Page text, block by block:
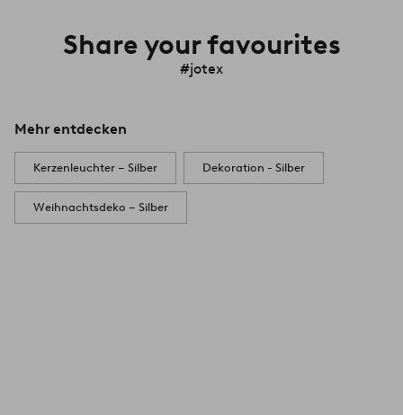
Share your favourites
#jotex
Mehr entdecken
Kerzenleuchter – Silber Dekoration - Silber
Weihnachtsdeko – Silber